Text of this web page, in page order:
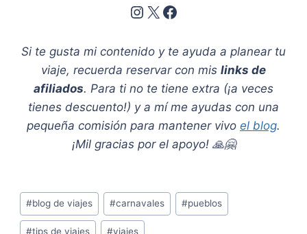
Instagram X Facebook
Si te gusta mi contenido y te ayuda a planear tu
viaje, recuerda reservar con mis links de
afiliados. Para ti no te tiene extra (¡a veces
tienes descuento!) y a mí me ayudas con una
pequeña comisión para mantener vivo el blog.
¡Mil gracias por el apoyo! 🙏🤗
Etiquetas
de
#blog de viajes #carnavales #pueblos
#tips de viajes #viajes